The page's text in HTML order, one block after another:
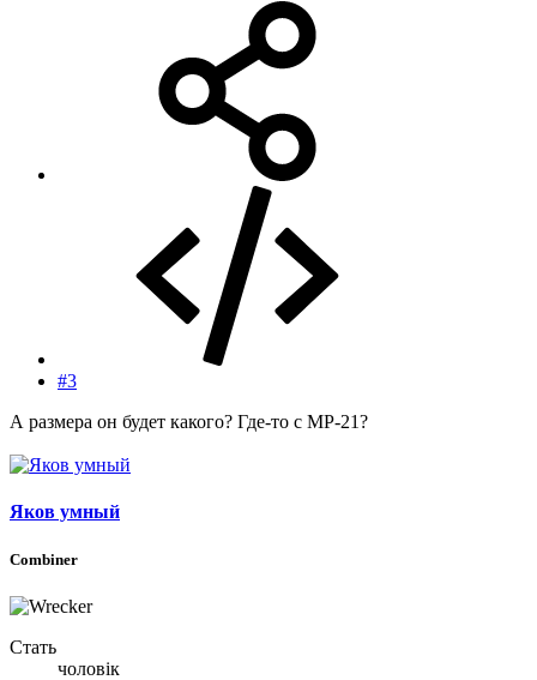
#3
А размера он будет какого? Где-то с MP-21?
Яков умный
Combiner
Стать
чоловік